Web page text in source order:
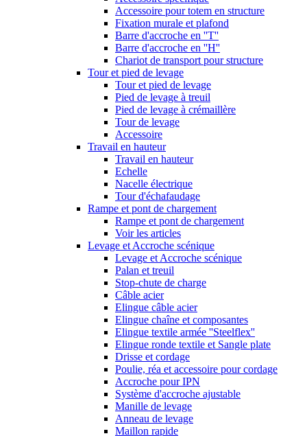
Accessoire pour totem en structure
Fixation murale et plafond
Barre d'accroche en ''T''
Barre d'accroche en ''H''
Chariot de transport pour structure
Tour et pied de levage
Tour et pied de levage
Pied de levage à treuil
Pied de levage à crémaillère
Tour de levage
Accessoire
Travail en hauteur
Travail en hauteur
Echelle
Nacelle électrique
Tour d'échafaudage
Rampe et pont de chargement
Rampe et pont de chargement
Voir les articles
Levage et Accroche scénique
Levage et Accroche scénique
Palan et treuil
Stop-chute de charge
Câble acier
Elingue câble acier
Elingue chaîne et composantes
Elingue textile armée ''Steelflex''
Elingue ronde textile et Sangle plate
Drisse et cordage
Poulie, réa et accessoire pour cordage
Accroche pour IPN
Système d'accroche ajustable
Manille de levage
Anneau de levage
Maillon rapide